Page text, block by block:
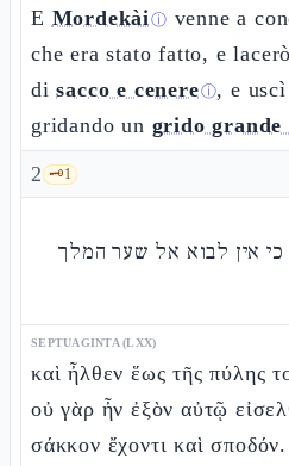
E Mordekàiⓘ venne a
che era stato fatto, e
disacco e cenereⓘ, e
gridando un grido grande
2 🗝️1
כי אין לבוא אל שער המלך
SEPTUAGINTA (LXX)
καὶ ἦλθεν ἕως τῆς πύλης
οὐ γὰρ ἦν ἐξὸν αὐτῷ
σάκκον ἔχοντι καὶ σποδόν.